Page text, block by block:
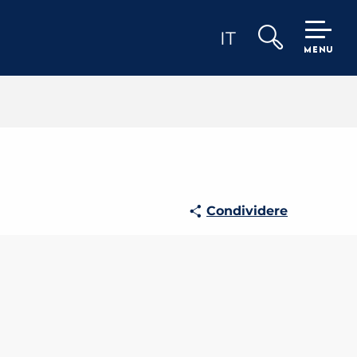
IT
MENU
Condividere